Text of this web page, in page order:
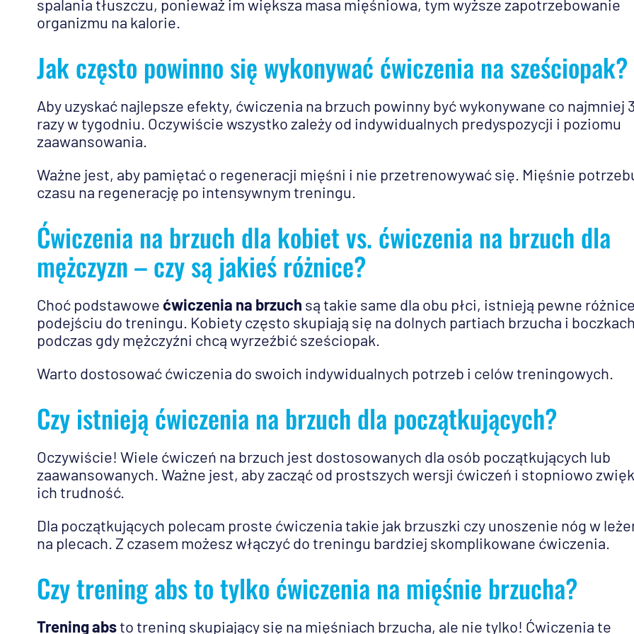
spalania tłuszczu, ponieważ im większa masa mięśniowa, tym wyższe zapotrzebowanie
organizmu na kalorie.
Jak często powinno się wykonywać ćwiczenia na sześciopak?
Aby uzyskać najlepsze efekty, ćwiczenia na brzuch powinny być wykonywane co najmniej
razy w tygodniu. Oczywiście wszystko zależy od indywidualnych predyspozycji i poziomu
zaawansowania.
Ważne jest, aby pamiętać o regeneracji mięśni i nie przetrenowywać się. Mięśnie
czasu na regenerację po intensywnym treningu.
Ćwiczenia na brzuch dla kobiet vs. ćwiczenia na brzuch dla
mężczyzn – czy są jakieś różnice?
Choć podstawowećwiczenia na brzuch są takie same dla obu płci, istnieją pewne
podejściu do treningu. Kobiety często skupiają się na dolnych partiach brzucha i
podczas gdy mężczyźni chcą wyrzeźbić sześciopak.
Warto dostosować ćwiczenia do swoich indywidualnych potrzeb i celów treningowych.
Czy istnieją ćwiczenia na brzuch dla początkujących?
Oczywiście! Wiele ćwiczeń na brzuch jest dostosowanych dla osób początkujących lub
zaawansowanych. Ważne jest, aby zacząć od prostszych wersji ćwiczeń i stopniowo
ich trudność.
Dla początkujących polecam proste ćwiczenia takie jak brzuszki czy unoszenie nóg w
na plecach. Z czasem możesz włączyć do treningu bardziej skomplikowane ćwiczenia.
Czy trening abs to tylko ćwiczenia na mięśnie brzucha?
Trening absto trening skupiający się na mięśniach brzucha, ale nie tylko! Ćwiczenia te